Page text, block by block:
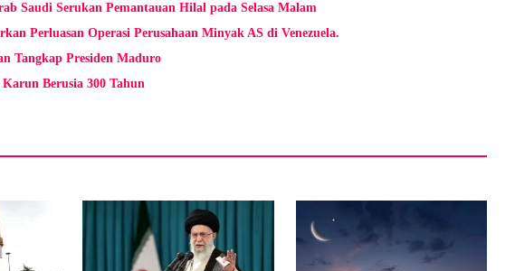
Saudi Serukan Pemantauan Hilal pada Selasa Malam
Perluasan Operasi Perusahaan Minyak AS di Venezuela.
Tangkap Presiden Maduro
Berusia 300 Tahun